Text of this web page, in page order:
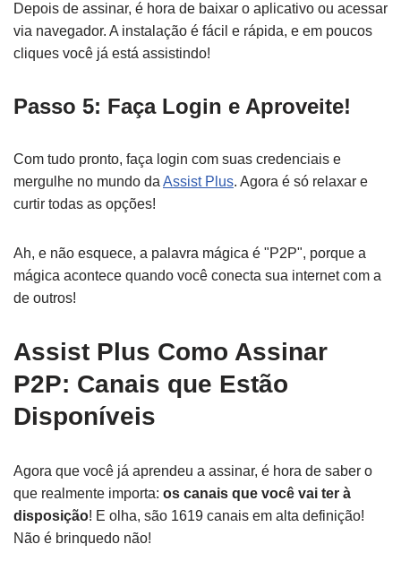
Depois de assinar, é hora de baixar o aplicativo ou acessar
via navegador. A instalação é fácil e rápida, e em poucos
cliques você já está assistindo!
Passo 5: Faça Login e Aproveite!
Com tudo pronto, faça login com suas credenciais e
mergulhe no mundo da Assist Plus. Agora é só relaxar e
curtir todas as opções!
Ah, e não esquece, a palavra mágica é "P2P", porque a
mágica acontece quando você conecta sua internet com a
de outros!
Assist Plus Como Assinar
P2P: Canais que Estão
Disponíveis
Agora que você já aprendeu a assinar, é hora de saber o
que realmente importa: os canais que você vai ter à
disposição! E olha, são 1619 canais em alta definição!
Não é brinquedo não!